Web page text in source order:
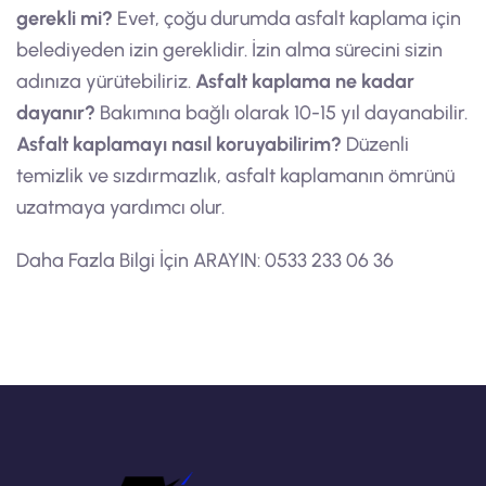
gerekli mi? Evet, çoğu durumda asfalt kaplama için
belediyeden izin gereklidir. İzin alma sürecini sizin
adınıza yürütebiliriz. Asfalt kaplama ne kadar
dayanır? Bakımına bağlı olarak 10-15 yıl dayanabilir.
Asfalt kaplamayı nasıl koruyabilirim? Düzenli
temizlik ve sızdırmazlık, asfalt kaplamanın ömrünü
uzatmaya yardımcı olur.
Daha Fazla Bilgi İçin ARAYIN: 0533 233 06 36